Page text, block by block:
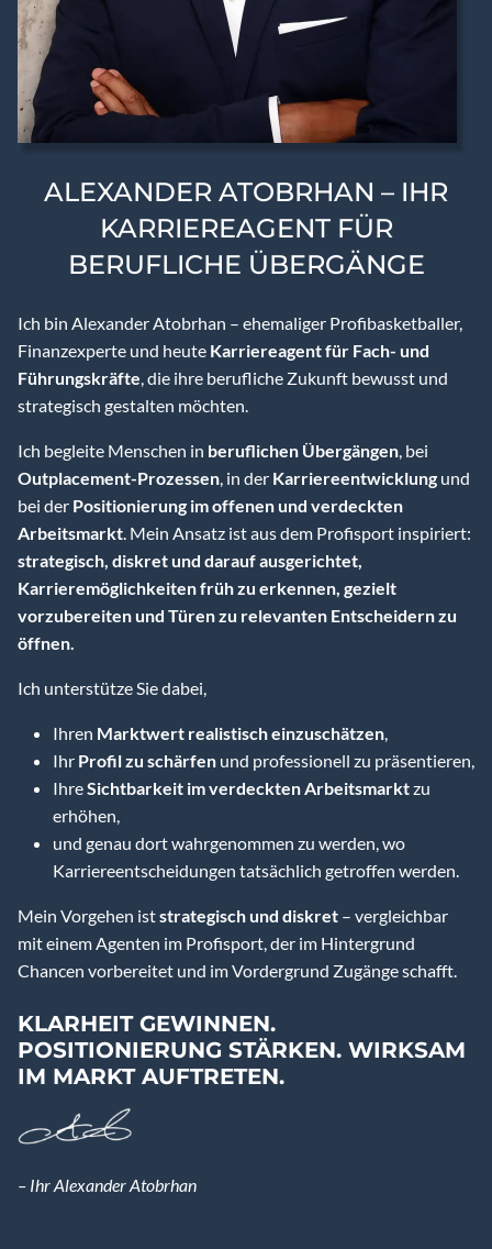
ALEXANDER ATOBRHAN – IHR
KARRIEREAGENT FÜR
BERUFLICHE ÜBERGÄNGE
Ich bin Alexander Atobrhan – ehemaliger Profibasketballer,
Finanzexperte und heute Karriereagent für Fach- und
Führungskräfte, die ihre berufliche Zukunft bewusst und
strategisch gestalten möchten.
Ich begleite Menschen in beruflichen Übergängen, bei
Outplacement-Prozessen, in der Karriereentwicklung und
bei der Positionierung im offenen und verdeckten
Arbeitsmarkt. Mein Ansatz ist aus dem Profisport inspiriert:
strategisch, diskret und darauf ausgerichtet,
Karrieremöglichkeiten früh zu erkennen, gezielt
vorzubereiten und Türen zu relevanten Entscheidern zu
öffnen.
Ich unterstütze Sie dabei,
Ihren Marktwert realistisch einzuschätzen,
Ihr Profil zu schärfen und professionell zu präsentieren,
IhreSichtbarkeit im verdeckten Arbeitsmarktzu
erhöhen,
und genau dort wahrgenommen zu werden, wo
Karriereentscheidungen tatsächlich getroffen werden.
Mein Vorgehen iststrategisch und diskret – vergleichbar
mit einem Agenten im Profisport, der im Hintergrund
Chancen vorbereitet und im Vordergrund Zugänge schafft.
KLARHEIT GEWINNEN.
POSITIONIERUNG STÄRKEN. WIRKSAM
IM MARKT AUFTRETEN.
– Ihr Alexander Atobrhan